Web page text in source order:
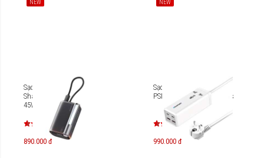
NEW
Sạc dự phòng chuẩn CCC
Sharge Flow 3 10000mAh
45W
890.000 đ
NEW
Sạc du lịch Blaupunkt
PSN9650 65W Power Strips
990.000 đ